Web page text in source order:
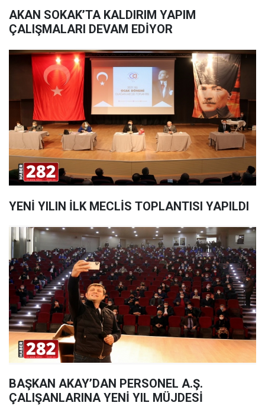
AKAN SOKAK’TA KALDIRIM YAPIM
ÇALIŞMALARI DEVAM EDİYOR
YENİ YILIN İLK MECLİS TOPLANTISI YAPILDI
BAŞKAN AKAY’DAN PERSONEL A.Ş.
ÇALIŞANLARINA YENİ YIL MÜJDESİ